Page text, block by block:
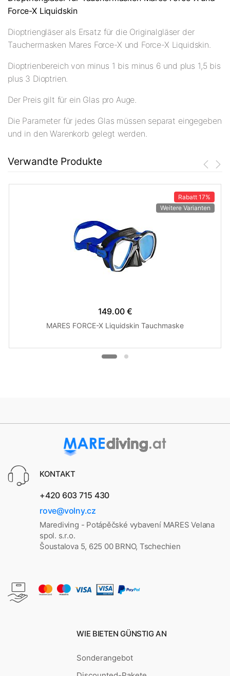
Force-X Liquidskin
Dioptriengläser als Ersatz für die Originalgläser der
Tauchermasken Mares Force-X und Force-X Liquidskin.
Dioptrienbereich von minus 1 bis minus 6 und plus 1,5 bis
plus 3 Dioptrien.
Der Preis gilt für ein Glas pro Auge.
Die Parameter für jedes Glas müssen separat eingegeben
und in den Warenkorb gelegt werden.
Verwandte Produkte
Rabatt 17%
Weitere Varianten
149.00 €
MARES FORCE-X Liquidskin Tauchmaske
KONTAKT
+420 603 715 430
rove@volny.cz
Marediving - Potápěčské vybavení MARES Velana
spol. s.r.o.
Šoustalova 5, 625 00 BRNO, Tschechien
WIE BIETEN GÜNSTIG AN
Sonderangebot